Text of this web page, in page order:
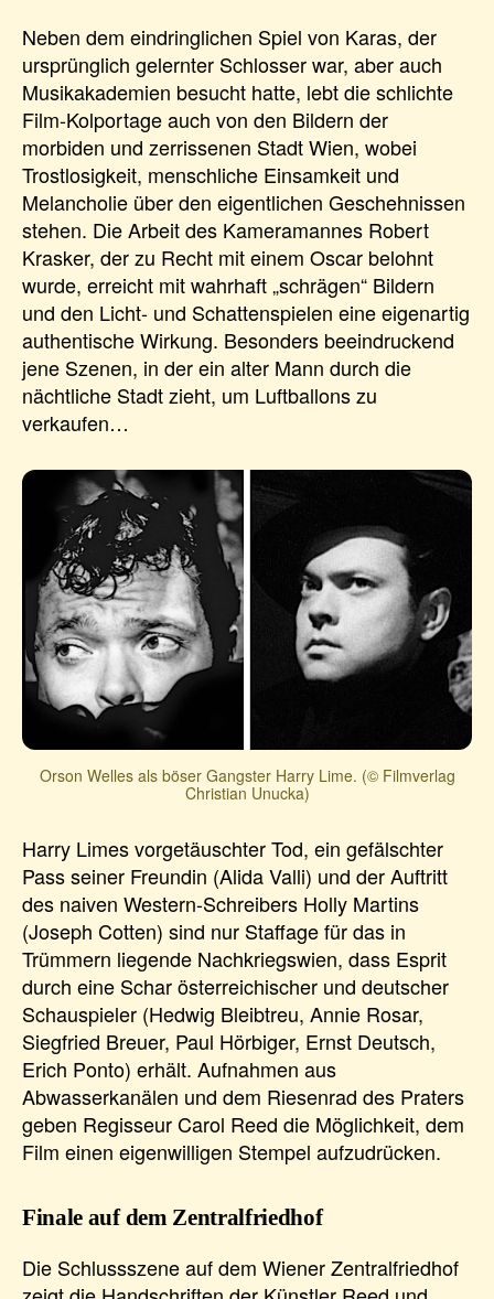
Neben dem eindringlichen Spiel von Karas, der
ursprünglich gelernter Schlosser war, aber auch
Musikakademien besucht hatte, lebt die schlichte
Film-Kolportage auch von den Bildern der
morbiden und zerrissenen Stadt Wien, wobei
Trostlosigkeit, menschliche Einsamkeit und
Melancholie über den eigentlichen Geschehnissen
stehen. Die Arbeit des Kameramannes Robert
Krasker, der zu Recht mit einem Oscar belohnt
wurde, erreicht mit wahrhaft „schrägen“ Bildern
und den Licht- und Schattenspielen eine eigenartig
authentische Wirkung. Besonders beeindruckend
jene Szenen, in der ein alter Mann durch die
nächtliche Stadt zieht, um Luftballons zu
verkaufen…
Orson Welles als böser Gangster Harry Lime. (© Filmverlag
Christian Unucka)
Harry Limes vorgetäuschter Tod, ein gefälschter
Pass seiner Freundin (Alida Valli) und der Auftritt
des naiven Western-Schreibers Holly Martins
(Joseph Cotten) sind nur Staffage für das in
Trümmern liegende Nachkriegswien, dass Esprit
durch eine Schar österreichischer und deutscher
Schauspieler (Hedwig Bleibtreu, Annie Rosar,
Siegfried Breuer, Paul Hörbiger, Ernst Deutsch,
Erich Ponto) erhält. Aufnahmen aus
Abwasserkanälen und dem Riesenrad des Praters
geben Regisseur Carol Reed die Möglichkeit, dem
Film einen eigenwilligen Stempel aufzudrücken.
Finale auf dem Zentralfriedhof
Die Schlussszene auf dem Wiener Zentralfriedhof